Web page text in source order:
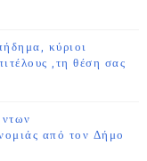
κύριοι
,τη θέση σας
από τον Δήμο